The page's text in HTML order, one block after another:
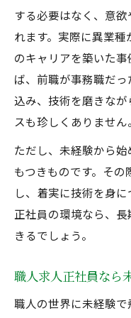
する必要はなく、意
れます。実際に異業
のキャリアを築いた
ば、前職が事務職だ
込み、技術を磨きな
スも珍しくありません。
ただし、未経験から
もつきものです。そ
し、着実に技術を身
正社員の環境なら、
きるでしょう。
職人求人正社員なら
職人の世界に未経験